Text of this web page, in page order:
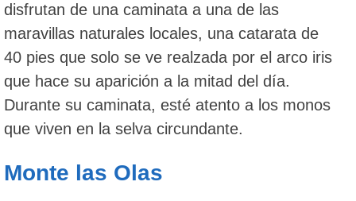
disfrutan de una caminata a una de las
maravillas naturales locales, una catarata de
40 pies que solo se ve realzada por el arco iris
que hace su aparición a la mitad del día.
Durante su caminata, esté atento a los monos
que viven en la selva circundante.
Monte las Olas